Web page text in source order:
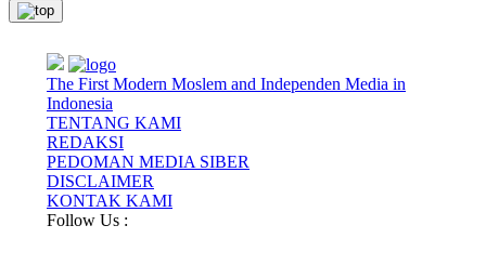
The First Modern Moslem and Independen Media in
Indonesia
TENTANG KAMI
REDAKSI
PEDOMAN MEDIA SIBER
DISCLAIMER
KONTAK KAMI
Follow Us :